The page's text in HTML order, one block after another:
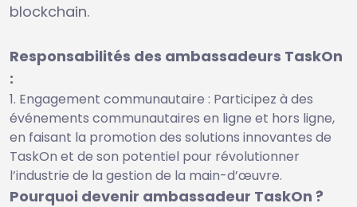
blockchain.
Responsabilités des ambassadeurs TaskOn
:
Engagement communautaire : Participez à des
événements communautaires en ligne et hors ligne,
en faisant la promotion des solutions innovantes de
TaskOn et de son potentiel pour révolutionner
l’industrie de la gestion de la main-d’œuvre.
Pourquoi devenir ambassadeur TaskOn ?